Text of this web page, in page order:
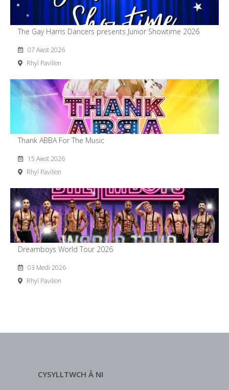
The Gay Harris Dancers presents Junior Showtime 2026
07 Awst 2026
Rhyl Pavilion
Thank ABBA For The Music
15 Awst 2026
Rhyl Pavilion
Dreamboys World Tour 2026
03 Medi 2026
Rhyl Pavilion
CYSYLLTWCH Â NI